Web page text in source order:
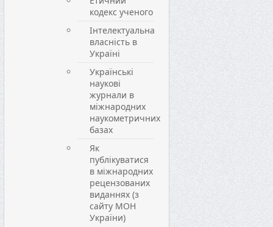
кодекс ученого
Інтелектуальна
власність в
Україні
Українські
наукові
журнали в
міжнародних
наукометричних
базах
Як
публікуватися
в міжнародних
рецензованих
виданнях (з
сайту МОН
України)